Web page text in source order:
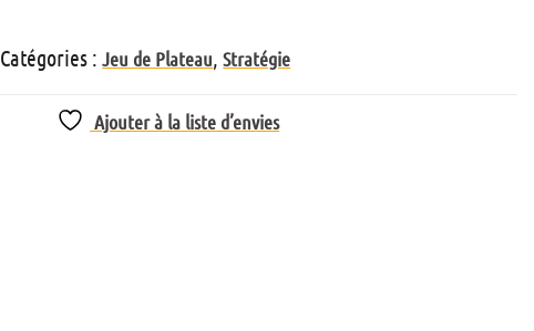
Catégories :Jeu de Plateau ,Stratégie
Ajouter à la liste d’envies